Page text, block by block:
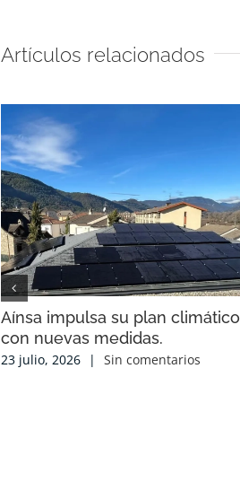
Artículos relacionados
Aínsa impulsa su plan climático
con nuevas medidas.
23 julio, 2026 | Sin comentarios